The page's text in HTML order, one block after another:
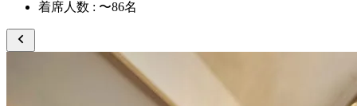
着席人数 : 〜86名